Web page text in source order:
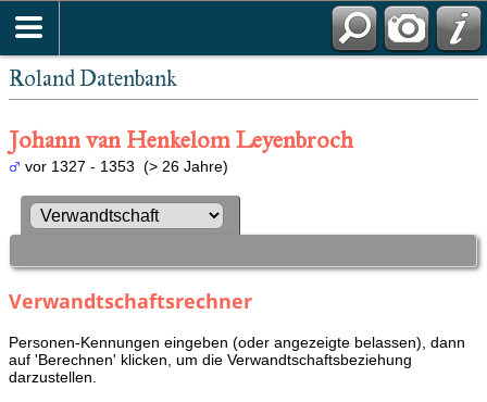
Roland Datenbank
Johann van Henkelom Leyenbroch
vor 1327 - 1353 (> 26 Jahre)
Verwandtschaftsrechner
Personen-Kennungen eingeben (oder angezeigte belassen), dann
auf 'Berechnen' klicken, um die Verwandtschaftsbeziehung
darzustellen.